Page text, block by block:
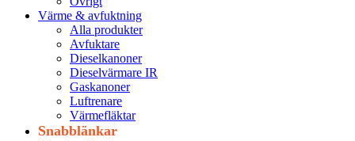
Värme & avfuktning
Alla produkter
Avfuktare
Dieselkanoner
Dieselvärmare IR
Gaskanoner
Luftrenare
Värmefläktar
Snabblänkar